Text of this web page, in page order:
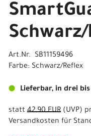
Art.Nr. SB11159496
Farbe: Schwarz/Reflex
Lieferbar, in drei
statt 42,90 EUR (UVP)
Versandkosten für